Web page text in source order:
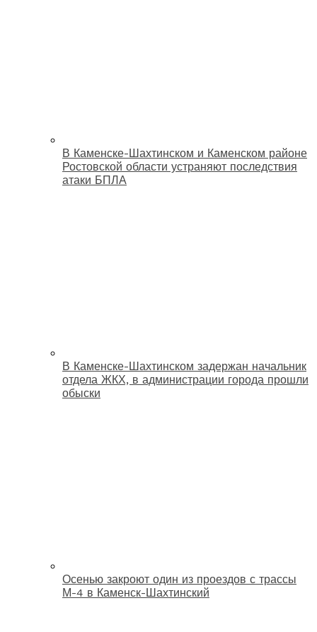
В Каменске-Шахтинском и Каменском районе
Ростовской области устраняют последствия
атаки БПЛА
В Каменске-Шахтинском задержан начальник
отдела ЖКХ, в администрации города прошли
обыски
Осенью закроют один из проездов с трассы
М-4 в Каменск-Шахтинский